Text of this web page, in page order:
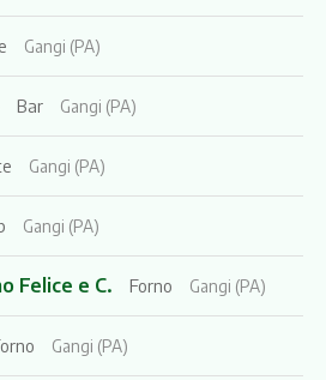
Gangi (PA)
Bar Gangi (PA)
Gangi (PA)
Gangi (PA)
Felice e C. Forno Gangi (PA)
Gangi (PA)